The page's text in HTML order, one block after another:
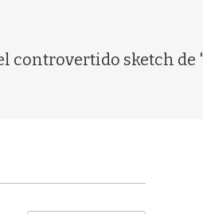
controvertido sketch de